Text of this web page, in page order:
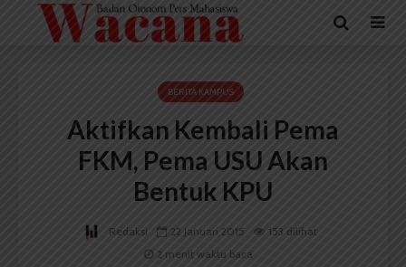
BERITA KAMPUS
Aktifkan Kembali Pema
FKM, Pema USU Akan
Bentuk KPU
Redaksi 22 Januari 2015
153 dilihat
2 menit waktu baca